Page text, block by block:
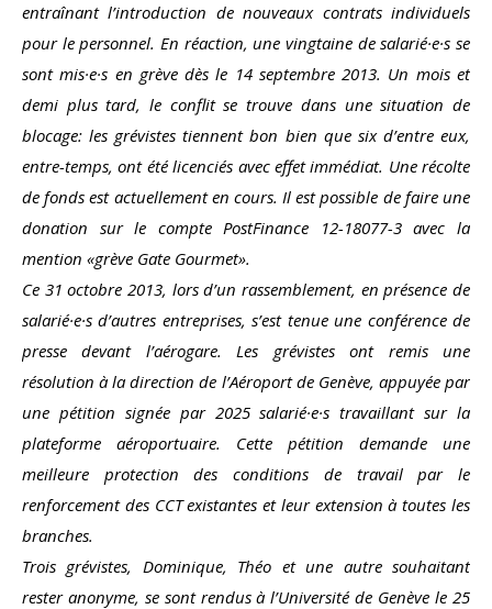
entraînant l’introduction de nouveaux contrats individuels
pour le personnel. En réaction, une vingtaine de salarié·e·s se
sont mis·e·s en grève dès le 14 septembre 2013. Un mois et
demi plus tard, le conflit se trouve dans une situation de
blocage: les grévistes tiennent bon bien que six d’entre eux,
entre-temps, ont été licenciés avec effet immédiat. Une récolte
de fonds est actuellement en cours. Il est possible de faire une
donation sur le compte PostFinance 12-18077-3 avec la
mention «grève Gate Gourmet».
Ce 31 octobre 2013, lors d’un rassemblement, en présence de
salarié·e·s d’autres entreprises, s’est tenue une conférence de
presse devant l’aérogare. Les grévistes ont remis une
résolution à la direction de l’Aéroport de Genève, appuyée par
une pétition signée par 2025 salarié·e·s travaillant sur la
plateforme aéroportuaire. Cette pétition demande une
meilleure protection des conditions de travail par le
renforcement des CCT existantes et leur extension à toutes les
branches.
Trois grévistes, Dominique, Théo et une autre souhaitant
rester anonyme, se sont rendus à l’Université de Genève le 25